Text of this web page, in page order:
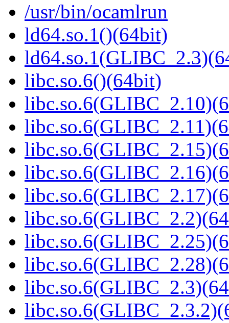
/usr/bin/ocamlrun
ld64.so.1()(64bit)
libc.so.6()(64bit)